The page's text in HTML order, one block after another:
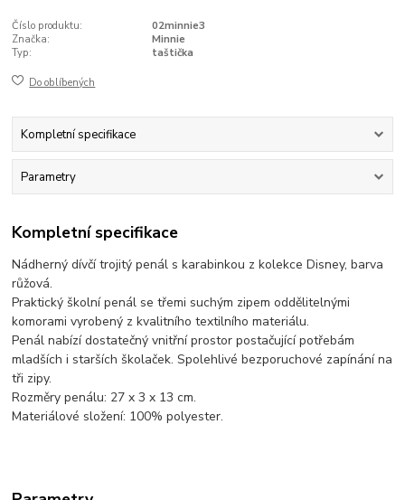
Číslo produktu:
02minnie3
Značka:
Minnie
Typ:
taštička
Do oblíbených
Kompletní specifikace
Parametry
Kompletní specifikace
Nádherný dívčí trojitý penál s karabinkou z kolekce Disney, barva
růžová.
Praktický školní penál se třemi suchým zipem oddělitelnými
komorami vyrobený z kvalitního textilního materiálu.
Penál nabízí dostatečný vnitřní prostor postačující potřebám
mladších i starších školaček. Spolehlivé bezporuchové zapínání na
tři zipy.
Rozměry penálu: 27 x 3 x 13 cm.
Materiálové složení: 100% polyester.